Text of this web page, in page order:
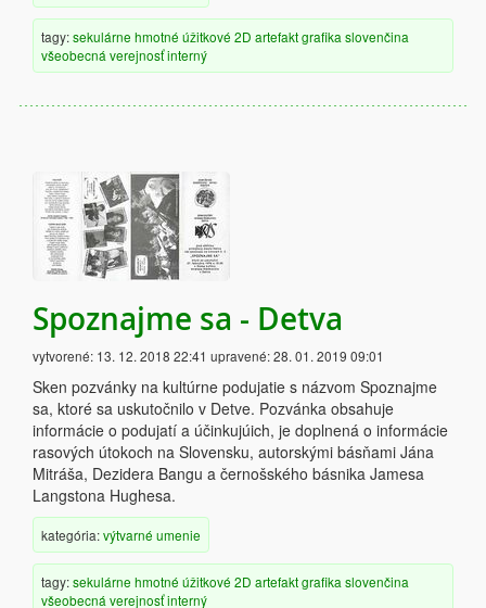
tagy:sekulárne hmotné úžitkové 2D artefaktgrafika slovenčina
všeobecná verejnosťinterný
Spoznajme sa - Detva
vytvorené: 13. 12. 2018 22:41 upravené:28. 01. 2019 09:01
Sken pozvánky na kultúrne podujatie s názvom Spoznajme
sa, ktoré sa uskutočnilo v Detve. Pozvánka obsahuje
informácie o podujatí a účinkujúich, je doplnená o informácie
rasových útokoch na Slovensku, autorskými básňami Jána
Mitráša, Dezidera Bangu a černošského básnika Jamesa
Langstona Hughesa.
kategória:výtvarné umenie
tagy:sekulárne hmotné úžitkové 2D artefaktgrafika slovenčina
všeobecná verejnosťinterný